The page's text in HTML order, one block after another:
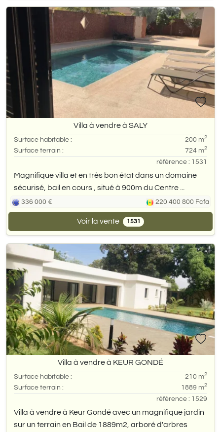
Villa à vendre à SALY
Surface habitable : 200 m2
Surface terrain : 724 m2
référence : 1531
Magnifique villa et en très bon état dans un domaine
sécurisé, bail en cours , situé à 900m du Centre ...
336 000 € 220 400 800 Fcfa
Voir la vente 1531
Villa à vendre à KEUR GONDÉ
Surface habitable : 210 m2
Surface terrain : 1889 m2
référence : 1529
Villa à vendre à Keur Gondé avec un magnifique jardin
sur un terrain en Bail de 1889m2, arboré d'arbres